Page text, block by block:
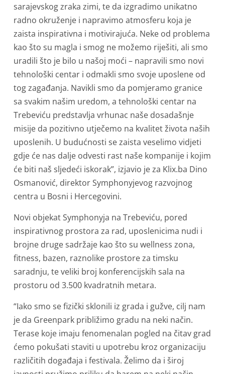
sarajevskog zraka zimi, te da izgradimo unikatno
radno okruženje i napravimo atmosferu koja je
zaista inspirativna i motivirajuća. Neke od problema
kao što su magla i smog ne možemo riješiti, ali smo
uradili što je bilo u našoj moći – napravili smo novi
tehnološki centar i odmakli smo svoje uposlene od
tog zagađanja. Navikli smo da pomjeramo granice
sa svakim našim uredom, a tehnološki centar na
Trebeviću predstavlja vrhunac naše dosadašnje
misije da pozitivno utječemo na kvalitet života naših
uposlenih. U budućnosti se zaista veselimo vidjeti
gdje će nas dalje odvesti rast naše kompanije i kojim
će biti naš sljedeći iskorak”, izjavio je za Klix.ba Dino
Osmanović, direktor Symphonyjevog razvojnog
centra u Bosni i Hercegovini.
Novi objekat Symphonyja na Trebeviću, pored
inspirativnog prostora za rad, uposlenicima nudi i
brojne druge sadržaje kao što su wellness zona,
fitness, bazen, raznolike prostore za timsku
saradnju, te veliki broj konferencijskih sala na
prostoru od 3.500 kvadratnih metara.
“Iako smo se fizički sklonili iz grada i gužve, cilj nam
je da Greenpark približimo gradu na neki način.
Terase koje imaju fenomenalan pogled na čitav grad
ćemo pokušati staviti u upotrebu kroz organizaciju
različitih događaja i festivala. Želimo da i široj